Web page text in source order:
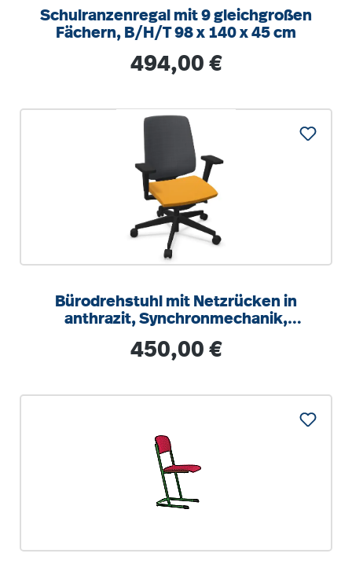
Schulranzenregal mit 9 gleichgroßen
Fächern, B/H/T 98 x 140 x 45 cm
Regulärer Preis:
494,00 €
Bürodrehstuhl mit Netzrücken in
anthrazit, Synchronmechanik,
Regulärer Preis:
450,00 €